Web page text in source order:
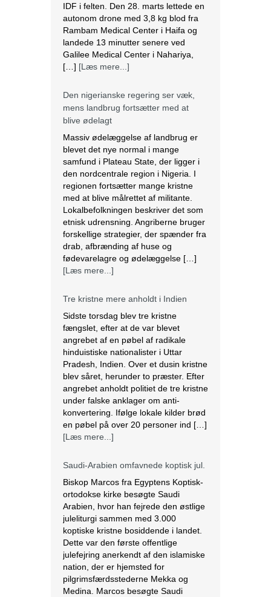
IDF i felten. Den 28. marts lettede en
autonom drone med 3,8 kg blod fra
Rambam Medical Center i Haifa og
landede 13 minutter senere ved
Galilee Medical Center i Nahariya,
[…] [Læs mere...]
Den nigerianske regering ser væk,
mens landbrug fortsætter med at
blive ødelagt
Massiv ødelæggelse af landbrug er
blevet det nye normal i mange
samfund i Plateau State, der ligger i
den nordcentrale region i Nigeria. I
regionen fortsætter mange kristne
med at blive målrettet af militante.
Lokalbefolkningen beskriver det som
etnisk udrensning. Angriberne bruger
forskellige strategier, der spænder fra
drab, afbrænding af huse og
fødevarelagre og ødelæggelse […]
[Læs mere...]
Tre kristne mere anholdt i Indien
Sidste torsdag blev tre kristne
fængslet, efter at de var blevet
angrebet af en pøbel af radikale
hinduistiske nationalister i Uttar
Pradesh, Indien. Over et dusin kristne
blev såret, herunder to præster. Efter
angrebet anholdt politiet de tre kristne
under falske anklager om anti-
konvertering. Ifølge lokale kilder brød
en pøbel på over 20 personer ind […]
[Læs mere...]
Saudi-Arabien omfavnede koptisk jul.
Biskop Marcos fra Egyptens Koptisk-
ortodokse kirke besøgte Saudi
Arabien, hvor han fejrede den østlige
juleliturgi sammen med 3.000
koptiske kristne bosiddende i landet.
Dette var den første offentlige
julefejring anerkendt af den islamiske
nation, der er hjemsted for
pilgrimsfærdsstederne Mekka og
Medina. Marcos besøgte Saudi